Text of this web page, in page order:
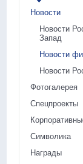
Новости
Новости
Запад
Новости
Новости
Фотогалерея
Спецпроекты
Символика
Награды